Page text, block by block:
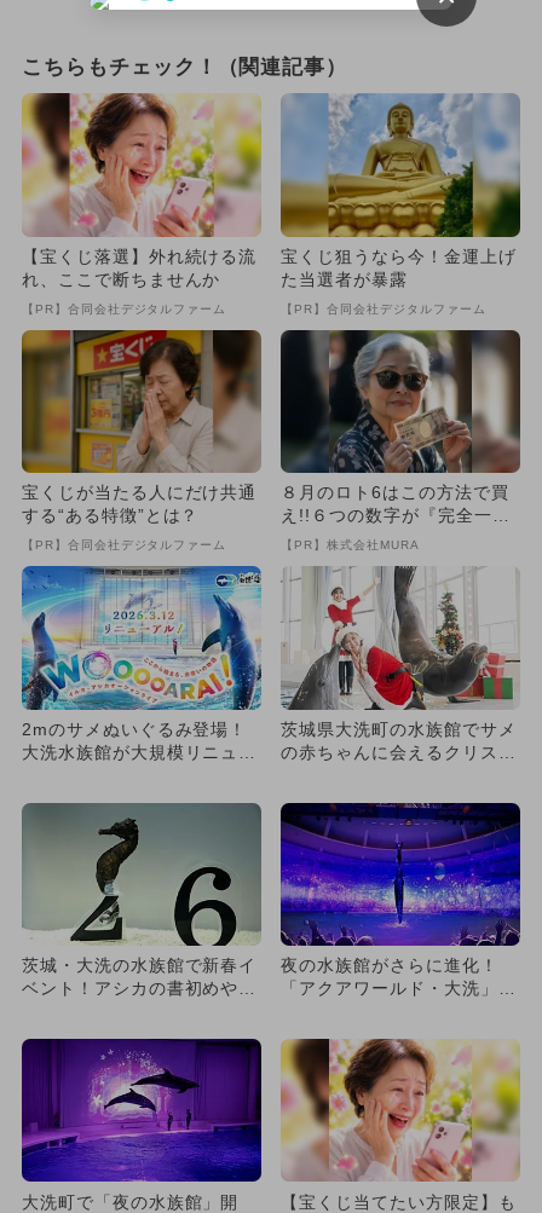
こちらもチェック！（関連記事）
【宝くじ落選】外れ続ける流
れ、ここで断ちませんか
【PR】合同会社デジタルファーム
宝くじ狙うなら今！金運上げ
た当選者が暴露
【PR】合同会社デジタルファーム
宝くじが当たる人にだけ共通
する“ある特徴”とは？
【PR】合同会社デジタルファーム
８月のロト6はこの方法で買
え!!６つの数字が『完全一
致』する方法
【PR】株式会社MURA
2mのサメぬいぐるみ登場！
大洗水族館が大規模リニュー
茨城県大洗町の水族館でサメ
の赤ちゃんに会えるクリスマ
茨城・大洗の水族館で新春イ
ベント！アシカの書初めや午
夜の水族館がさらに進化！
「アクアワールド・大洗」の
大洗町で「夜の水族館」開
【宝くじ当てたい方限定】も